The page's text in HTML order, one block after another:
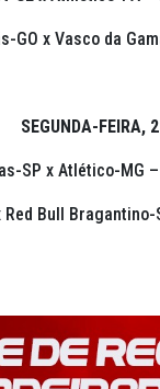
GO x Vasco da
SEGUNDA-FEIRA, 2
SP x Atlético-MG
Red Bull